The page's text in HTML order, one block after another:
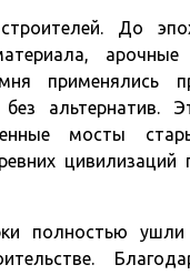
До
применялись
альтернатив.
мосты
цивилизаций
полностью